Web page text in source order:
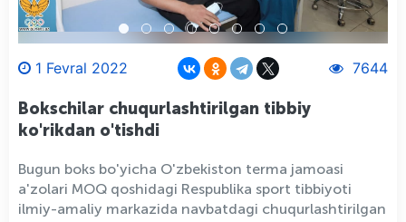
1 Fevral 2022 7644
Bokschilar chuqurlashtirilgan tibbiy
ko'rikdan o'tishdi
Bugun boks bo'yicha O'zbekiston terma jamoasi
a'zolari MOQ qoshidagi Respublika sport tibbiyoti
ilmiy-amaliy markazida navbatdagi chuqurlashtirilgan